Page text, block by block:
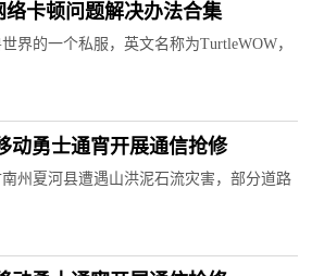
卡顿问题解决办法合集
界的一个私服，英文名称为TurtleWOW，
动勇士通宵开展通信抢修
州夏河县遭遇山洪泥石流灾害，部分道路